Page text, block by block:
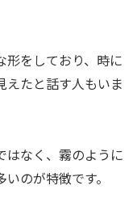
形をしており、時に
えたと話す人もいま
はなく、霧のように
のが特徴です。